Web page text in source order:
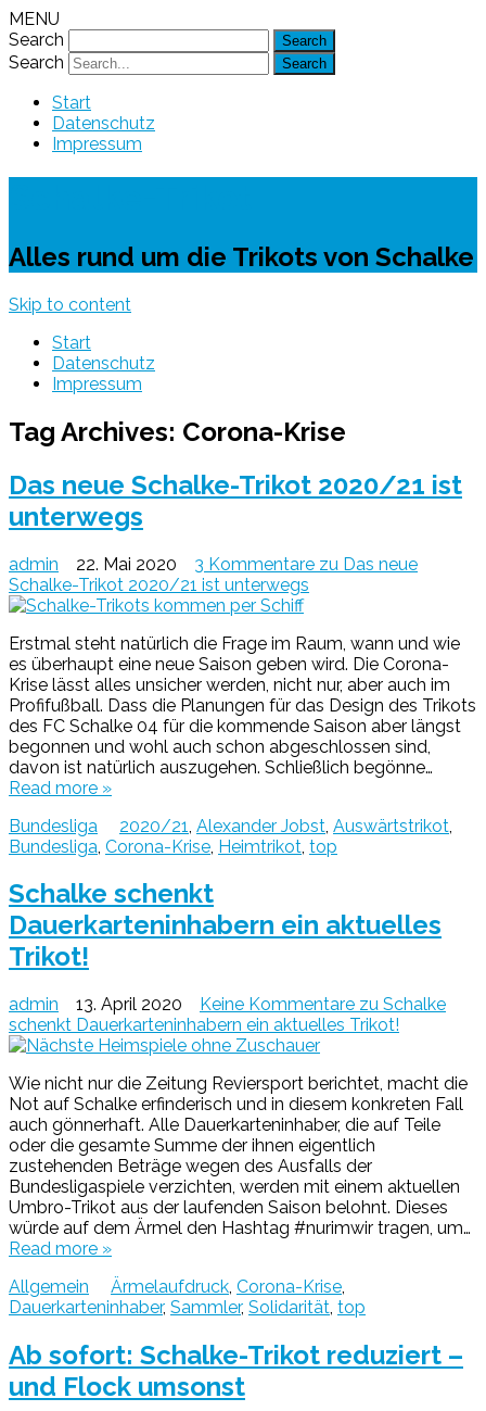
MENU
Search
Search
Start
Datenschutz
Impressum
Alles rund um die Trikots von Schalke
Skip to content
Start
Datenschutz
Impressum
Tag Archives: Corona-Krise
Das neue Schalke-Trikot 2020/21 ist
unterwegs
admin 22. Mai 2020 3 Kommentare zu Das neue
Schalke-Trikot 2020/21 ist unterwegs
Erstmal steht natürlich die Frage im Raum, wann und wie
es überhaupt eine neue Saison geben wird. Die Corona-
Krise lässt alles unsicher werden, nicht nur, aber auch im
Profifußball. Dass die Planungen für das Design des Trikots
des FC Schalke 04 für die kommende Saison aber längst
begonnen und wohl auch schon abgeschlossen sind,
davon ist natürlich auszugehen. Schließlich begönne…
Read more »
Bundesliga
2020/21 Alexander Jobst Auswärtstrikot
Bundesliga Corona-Krise Heimtrikot top
Schalke schenkt
Dauerkarteninhabern ein aktuelles
Trikot!
admin 13. April 2020 Keine Kommentare zu Schalke
schenkt Dauerkarteninhabern ein aktuelles Trikot!
Wie nicht nur die Zeitung Reviersport berichtet, macht die
Not auf Schalke erfinderisch und in diesem konkreten Fall
auch gönnerhaft. Alle Dauerkarteninhaber, die auf Teile
oder die gesamte Summe der ihnen eigentlich
zustehenden Beträge wegen des Ausfalls der
Bundesligaspiele verzichten, werden mit einem aktuellen
Umbro-Trikot aus der laufenden Saison belohnt. Dieses
würde auf dem Ärmel den Hashtag #nurimwir tragen, um…
Read more »
Allgemein
Ärmelaufdruck, Corona-Krise,
Dauerkarteninhaber, Sammler, Solidarität, top
Ab sofort: Schalke-Trikot reduziert –
und Flock umsonst